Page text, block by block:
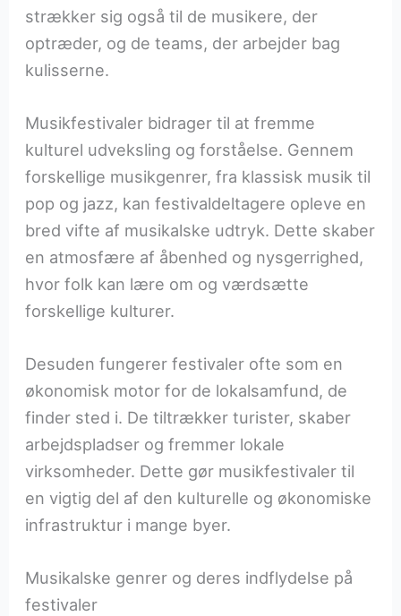
strækker sig også til de musikere, der
optræder, og de teams, der arbejder bag
kulisserne.
Musikfestivaler bidrager til at fremme
kulturel udveksling og forståelse. Gennem
forskellige musikgenrer, fra klassisk musik til
pop og jazz, kan festivaldeltagere opleve en
bred vifte af musikalske udtryk. Dette skaber
en atmosfære af åbenhed og nysgerrighed,
hvor folk kan lære om og værdsætte
forskellige kulturer.
Desuden fungerer festivaler ofte som en
økonomisk motor for de lokalsamfund, de
finder sted i. De tiltrækker turister, skaber
arbejdspladser og fremmer lokale
virksomheder. Dette gør musikfestivaler til
en vigtig del af den kulturelle og økonomiske
infrastruktur i mange byer.
Musikalske genrer og deres indflydelse på
festivaler